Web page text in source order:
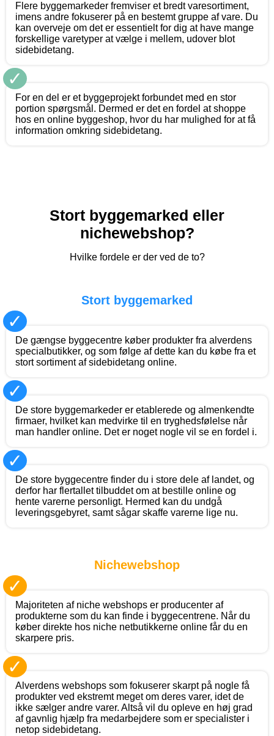
Flere byggemarkeder fremviser et bredt varesortiment,
imens andre fokuserer på en bestemt gruppe af vare. Du
kan overveje om det er essentielt for dig at have mange
forskellige varetyper at vælge i mellem, udover blot
sidebidetang.
✓
For en del er et byggeprojekt forbundet med en stor
portion spørgsmål. Dermed er det en fordel at shoppe
hos en online byggeshop, hvor du har mulighed for at få
information omkring sidebidetang.
Stort byggemarked eller
nichewebshop?
Hvilke fordele er der ved de to?
Stort byggemarked
✓
De gængse byggecentre køber produkter fra alverdens
specialbutikker, og som følge af dette kan du købe fra et
stort sortiment af sidebidetang online.
✓
De store byggemarkeder er etablerede og almenkendte
firmaer, hvilket kan medvirke til en tryghedsfølelse når
man handler online. Det er noget nogle vil se en fordel i.
✓
De store byggecentre finder du i store dele af landet, og
derfor har flertallet tilbuddet om at bestille online og
hente varerne personligt. Hermed kan du undgå
leveringsgebyret, samt sågar skaffe varerne lige nu.
Nichewebshop
✓
Majoriteten af niche webshops er producenter af
produkterne som du kan finde i byggecentrene. Når du
køber direkte hos niche netbutikkerne online får du en
skarpere pris.
✓
Alverdens webshops som fokuserer skarpt på nogle få
produkter ved ekstremt meget om deres varer, idet de
ikke sælger andre varer. Altså vil du opleve en høj grad
af gavnlig hjælp fra medarbejdere som er specialister i
netop sidebidetang.